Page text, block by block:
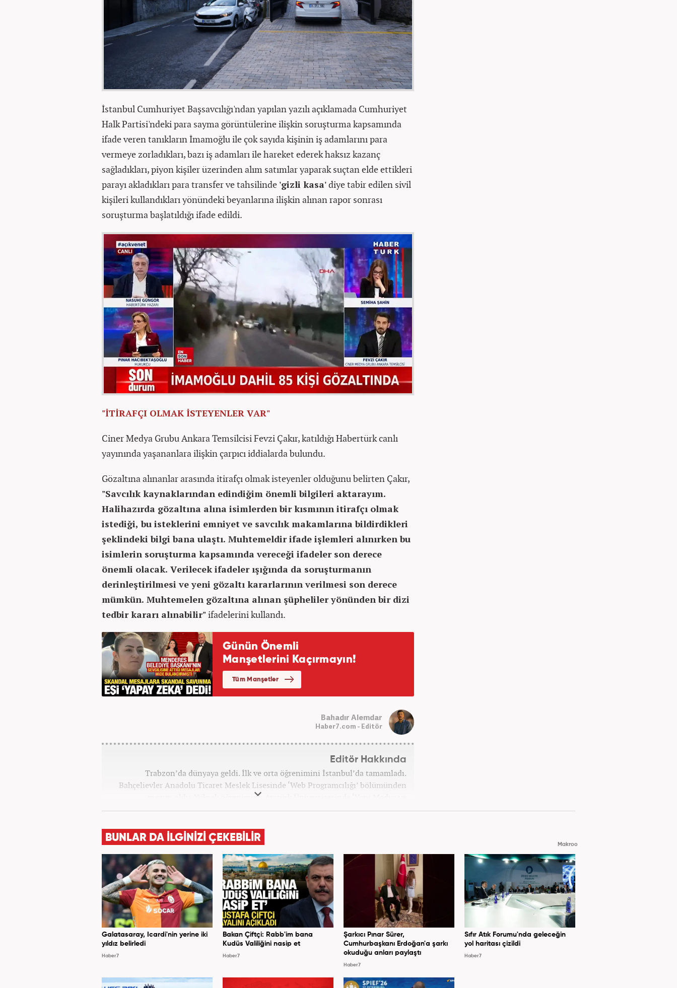
İstanbul Cumhuriyet Başsavcılığı'ndan yapılan yazılı açıklamada Cumhuriyet
Halk Partisi'ndeki para sayma görüntülerine ilişkin soruşturma kapsamında
ifade veren tanıkların İmamoğlu ile çok sayıda kişinin iş adamlarını para
vermeye zorladıkları, bazı iş adamları ile hareket ederek haksız kazanç
sağladıkları, piyon kişiler üzerinden alım satımlar yaparak suçtan elde ettikleri
parayı akladıkları para transfer ve tahsilinde 'gizli kasa'diye tabir edilen sivil
kişileri kullandıkları yönündeki beyanlarına ilişkin alınan rapor sonrası
soruşturma başlatıldığı ifade edildi.
"İTİRAFÇI OLMAK İSTEYENLER VAR"
Ciner Medya Grubu Ankara Temsilcisi Fevzi Çakır, katıldığı Habertürk canlı
yayınında yaşananlara ilişkin çarpıcı iddialarda bulundu.
Gözaltına alınanlar arasında itirafçı olmak isteyenler olduğunu belirten Çakır,
"Savcılık kaynaklarından edindiğim önemli bilgileri aktarayım.
Halihazırda gözaltına alına isimlerden bir kısmının itirafçı olmak
istediği, bu isteklerini emniyet ve savcılık makamlarına bildirdikleri
şeklindeki bilgi bana ulaştı. Muhtemeldir ifade işlemleri alınırken bu
isimlerin soruşturma kapsamında vereceği ifadeler son derece
önemli olacak. Verilecek ifadeler ışığında da soruşturmanın
derinleştirilmesi ve yeni gözaltı kararlarının verilmesi son derece
mümkün. Muhtemelen gözaltına alınan şüpheliler yönünden bir dizi
tedbir kararı alınabilir"ifadelerini kullandı.
Bahadır Alemdar
Haber7.com - Editör
Editör Hakkında
Trabzon’da dünyaya geldi. İlk ve orta öğrenimini İstanbul’da tamamladı.
Bahçelievler Anadolu Ticaret Meslek Lisesinde ‘Web Programcılığı’ bölümünden
mezun oldu. Yüksek öğrenimini, Atatürk Üniversitesinde ‘Yeni Medya ve
Gazetecilik’ mezunu olarak tamamladı. Gazeteciliğe ilk adımını 2011 yılında attı.
üzere ağırlıklı olarak gündem, dünya, ekonomi, spor ve teknoloji kategorilerinde
birçok haber ve röportaja imza atarak galeri ve video hazırladı. Bahadır Alemdar,
meslek hayatına Haber7.com'da aktif olarak devam etmektedir.
BUNLAR DA İLGİNİZİ ÇEKEBİLİR
Makroo
Galatasaray, Icardi'nin yerine iki
yıldız belirledi
Haber7
Bakan Çiftçi: Rabb'im bana
Kudüs Valiliğini nasip et
Haber7
Şarkıcı Pınar Sürer,
Cumhurbaşkanı Erdoğan'a şarkı
okuduğu anları paylaştı
Haber7
Sıfır Atık Forumu'nda geleceğin
yol haritası çizildi
Haber7